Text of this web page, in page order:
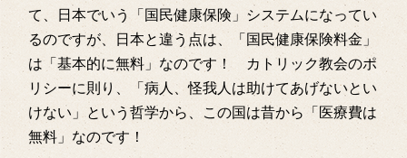
て、日本でいう「国民健康保険」システムになってい
るのですが、日本と違う点は、「国民健康保険料金」
は「基本的に無料」なのです！ カトリック教会のポ
リシーに則り、「病人、怪我人は助けてあげないとい
けない」という哲学から、この国は昔から「医療費は
無料」なのです！